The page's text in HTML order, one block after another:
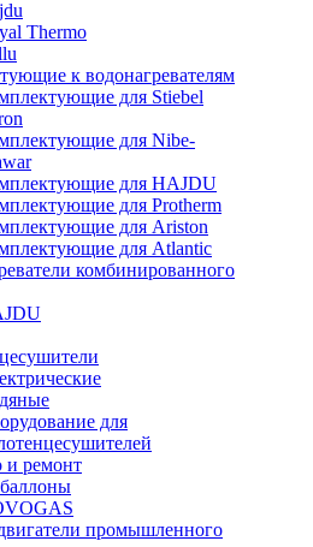
Thermo
к водонагревателям
для Stiebel
для Nibe-
для HAJDU
для Protherm
для Ariston
для Atlantic
комбинированного
для
и ремонт
промышленного